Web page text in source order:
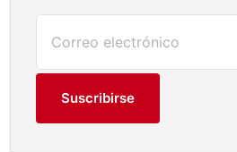
Suscribirse